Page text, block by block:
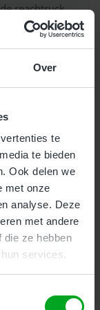
Over
te
te bieden
Ook delen we
met onze
analyse. Deze
met andere
die ze hebben
services.
reachtruck
Deze
en